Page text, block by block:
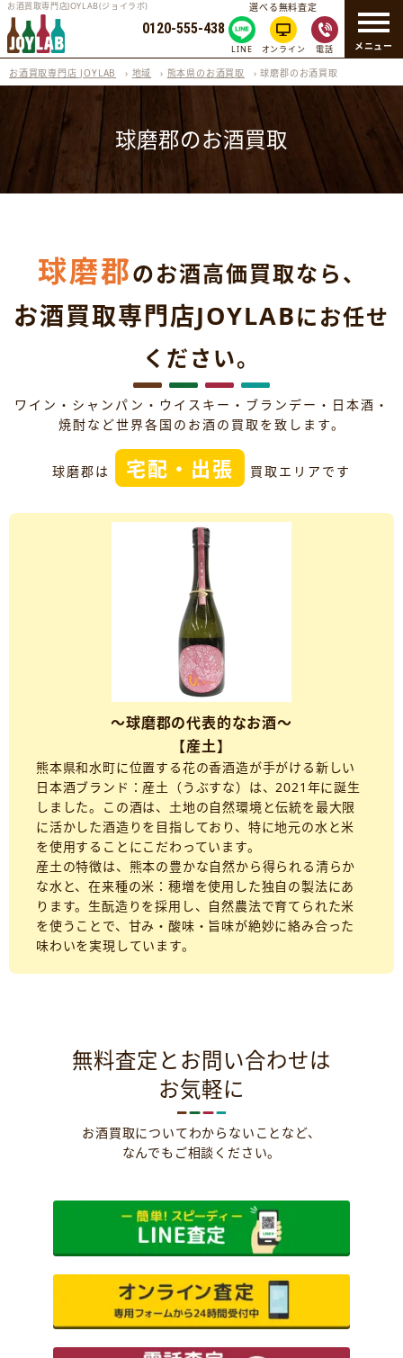
メニュー
お酒買取専門店JOYLAB(ジョイラボ)
0120-555-438
選べる無料査定
LINE オンライン 電話
お酒買取専門店 JOYLAB › 地域 › 熊本県のお酒買取 ›球磨郡のお酒買取
球磨郡のお酒買取
球磨郡のお酒高価買取なら、
お酒買取専門店JOYLABにお任せ
ください。
ワイン・シャンパン・ウイスキー・ブランデー・日本酒・
焼酎など世界各国のお酒の買取を致します。
球磨郡は 宅配・出張 買取エリアです
～球磨郡の代表的なお酒～
【産土】
熊本県和水町に位置する花の香酒造が手がける新しい
日本酒ブランド：産土（うぶすな）は、2021年に誕生
しました。この酒は、土地の自然環境と伝統を最大限
に活かした酒造りを目指しており、特に地元の水と米
を使用することにこだわっています。
産土の特徴は、熊本の豊かな自然から得られる清らか
な水と、在来種の米：穂増を使用した独自の製法にあ
ります。生酛造りを採用し、自然農法で育てられた米
を使うことで、甘み・酸味・旨味が絶妙に絡み合った
味わいを実現しています。
無料査定とお問い合わせは
お気軽に
お酒買取についてわからないことなど、
なんでもご相談ください。